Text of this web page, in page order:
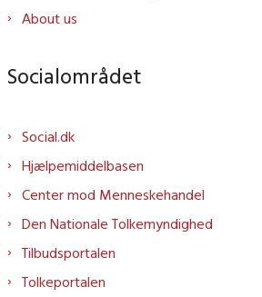
About us
Socialområdet
Social.dk
Hjælpemiddelbasen
Center mod Menneskehandel
Den Nationale Tolkemyndighed
Tilbudsportalen
Tolkeportalen